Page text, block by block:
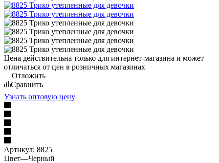
Цена действительна только для интернет-магазина и может
отличаться от цен в розничных магазинах
Отложить
Сравнить
Узнать оптовую цену
Артикул: 8825
Цвет—Черный